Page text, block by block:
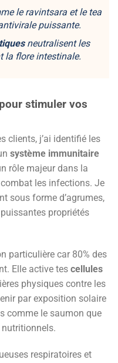
le ravintsara et le tea
puissante.
neutralisent les
la flore intestinale.
stimuler vos
clients, j’ai identifié les
système immunitaire
rôle majeur dans la
les infections. Je
sous forme d’agrumes,
propriétés
particulière car 80% des
Elle active tes cellules
physiques contre les
par exposition solaire
comme le saumon que
nutritionnels.
respiratoires et